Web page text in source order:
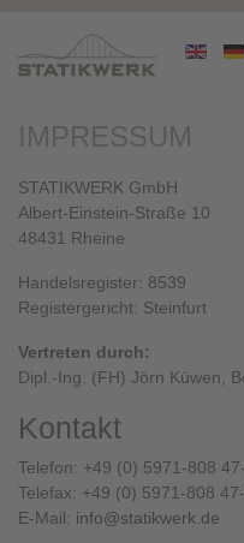
IMPRESSUM
STATIKWERK GmbH
Albert-Einstein-Straße 10
48431 Rheine
Handelsregister: 8539
Registergericht: Steinfurt
Vertreten durch:
Dipl.-Ing. (FH) Jörn Küwen,
Kontakt
Telefon: +49 (0) 5971-808
Telefax: +49 (0) 5971-808
E-Mail: info@statikwerk.de